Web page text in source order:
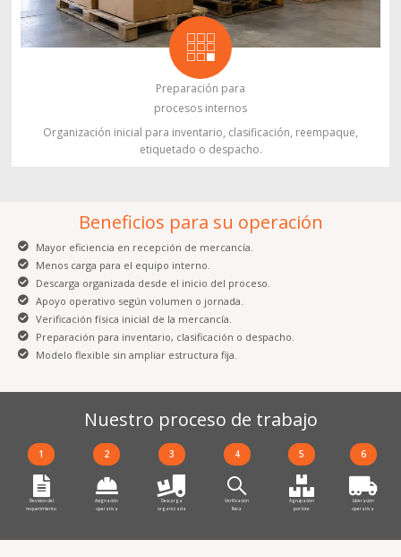
Preparación para
procesos internos
Organización inicial para inventario, clasificación, reempaque,
etiquetado o despacho.
Beneficios para su operación
Mayor eficiencia en recepción de mercancía.
Menos carga para el equipo interno.
Descarga organizada desde el inicio del proceso.
Apoyo operativo según volumen o jornada.
Verificación física inicial de la mercancía.
Preparación para inventario, clasificación o despacho.
Modelo flexible sin ampliar estructura fija.
Nuestro proceso de trabajo
1
Revisión del
requerimiento
2
Asignación
operativa
3
Descarga
organizada
4
Verificación
física
5
Agrupación
por lote
6
Liberación
operativa